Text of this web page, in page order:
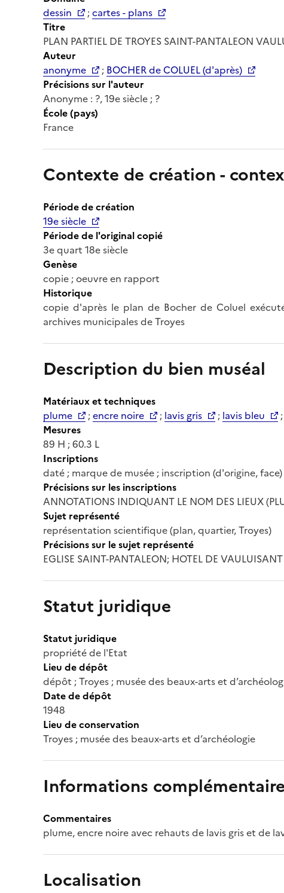
dessin
;cartes - plans
Titre
PLAN PARTIEL DE TROYES SAINT-PANTALEON
Auteur
anonyme
; BOCHER de COLUEL (d'après)
Précisions sur l'auteur
Anonyme : ?, 19e siècle ; ?
École (pays)
France
Contexte de création -
Période de création
19e siècle
Période de l'original copié
3e quart 18e siècle
Genèse
copie ; oeuvre en rapport
Historique
copie d'après le plan de Bocher de Coluel
archives municipales de Troyes
Description du bien muséal
Matériaux et techniques
plume
;encre noire ; lavis gris ; lavis bleu ;
Mesures
89 H ; 60.3 L
Inscriptions
daté ; marque de musée ; inscription (d'origine, face)
Précisions sur les inscriptions
ANNOTATIONS INDIQUANT LE NOM DES LIEUX
Sujet représenté
représentation scientifique (plan, quartier, Troyes)
Précisions sur le sujet représenté
EGLISE SAINT-PANTALEON; HOTEL DE VAULUISANT
Statut juridique
Statut juridique
propriété de l'Etat
Lieu de dépôt
dépôt ; Troyes ; musée des beaux-arts et
Date de dépôt
1948
Lieu de conservation
Troyes ; musée des beaux-arts et d’archéologie
Informations
Commentaires
plume, encre noire avec rehauts de lavis gris et de
Localisation